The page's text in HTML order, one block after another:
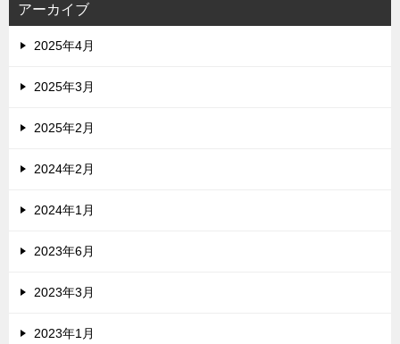
アーカイブ
2025年4月
2025年3月
2025年2月
2024年2月
2024年1月
2023年6月
2023年3月
2023年1月